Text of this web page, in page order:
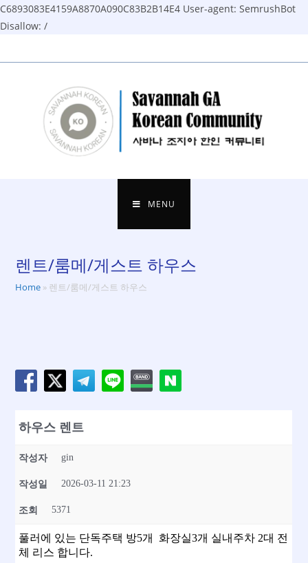
C6893083E4159A8870A090C83B2B14E4 User-agent: SemrushBot
Disallow: /
to
MENU
렌트/룸메/게스트 하우스
Home » 렌트/룸메/게스트 하우스